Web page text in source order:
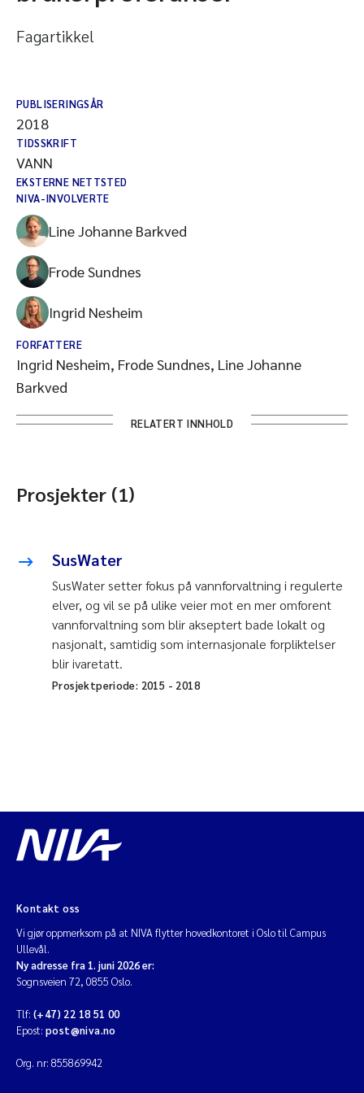
Fagartikkel
PUBLISERINGSÅR
2018
TIDSSKRIFT
VANN
EKSTERNE NETTSTED
NIVA-INVOLVERTE
Line Johanne Barkved
Frode Sundnes
Ingrid Nesheim
FORFATTERE
Ingrid Nesheim, Frode Sundnes, Line Johanne
Barkved
RELATERT INNHOLD
Prosjekter (1)
SusWater
SusWater setter fokus på vannforvaltning i regulerte
elver, og vil se på ulike veier mot en mer omforent
vannforvaltning som blir akseptert bade lokalt og
nasjonalt, samtidig som internasjonale forpliktelser
blir ivaretatt.
Prosjektperiode: 2015 - 2018
Kontakt oss
Vi gjør oppmerksom på at NIVA flytter hovedkontoret i Oslo til Campus
Ullevål.
Ny adresse fra 1. juni 2026 er:
Sognsveien 72, 0855 Oslo.
Tlf: (+47) 22 18 51 00
Epost: post@niva.no
Org. nr: 855869942